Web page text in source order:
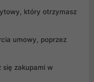
który otrzymasz
umowy, poprzez
się zakupami w